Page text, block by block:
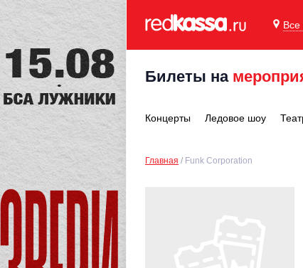
Все
Билеты на
Концерты Ледовое шоу
Главная Funk Corporation